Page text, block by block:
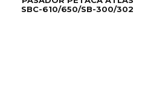
SBC-610/650/SB-300/302